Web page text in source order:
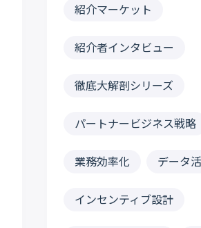
紹介マーケット
紹介者インタビュー
徹底大解剖シリーズ
パートナービジネス戦略
業務効率化 データ
インセンティブ設計